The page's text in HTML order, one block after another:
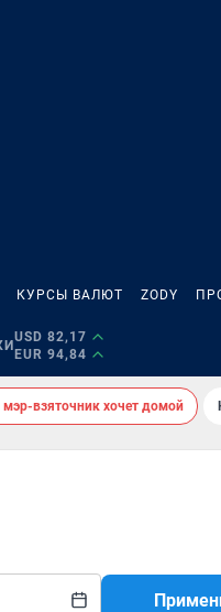
КУРСЫ ВАЛЮТ ZODY
USD 82,17
EUR 94,84
мэр-взяточник хочет домой